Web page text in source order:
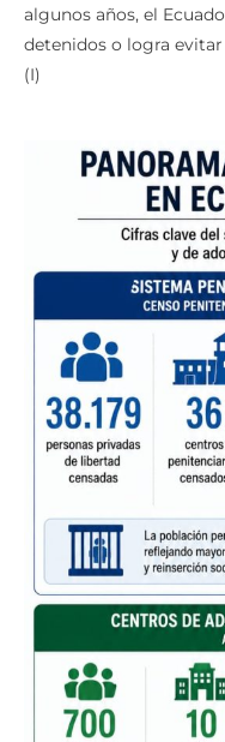
reclutamiento. Esa
algunos años, el
detenidos o logra